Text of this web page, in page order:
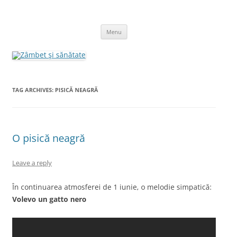
Menu
TAG ARCHIVES: PISICĂ NEAGRĂ
O pisică neagră
Leave a reply
În continuarea atmosferei de 1 iunie, o melodie simpatică:
Volevo un gatto nero